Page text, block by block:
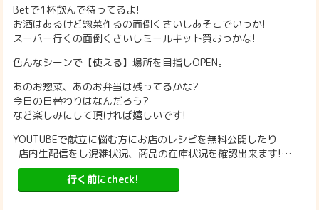
Betで1杯飲んで待ってるよ!
お酒はあるけど惣菜作るの面倒くさいしあそこでいっか!
スーパー行くの面倒くさいしミールキット買おっかな!
色んなシーンで【使える】場所を目指しOPEN。
あのお惣菜、あのお弁当は残ってるかな?
今日の日替わりはなんだろう?
など楽しみにして頂ければ嬉しいです!
YOUTUBEで献立に悩む方にお店のレシピを無料公開したり
店内生配信をし混雑状況、商品の在庫状況を確認出来ます!…
行く前にcheck!